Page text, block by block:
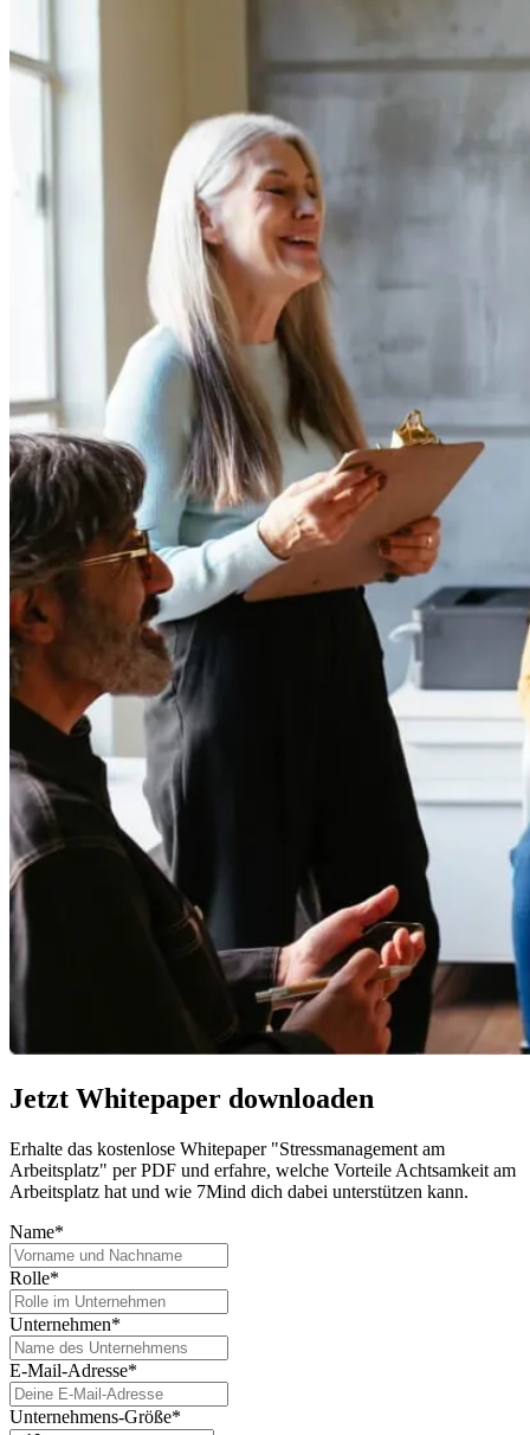
Jetzt Whitepaper downloaden
Erhalte das kostenlose Whitepaper "Stressmanagement am
Arbeitsplatz" per PDF und erfahre, welche Vorteile Achtsamkeit am
Arbeitsplatz hat und wie 7Mind dich dabei unterstützen kann.
Name*
Rolle*
Unternehmen*
E-Mail-Adresse*
Unternehmens-Größe*